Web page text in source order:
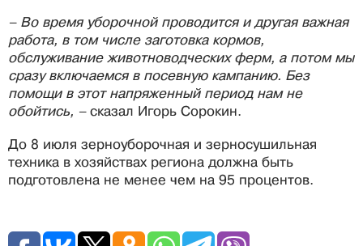
– Во время уборочной проводится и другая важная
работа, в том числе заготовка кормов,
обслуживание животноводческих ферм, а потом мы
сразу включаемся в посевную кампанию. Без
помощи в этот напряженный период нам не
обойтись, – сказал Игорь Сорокин.
До 8 июля зерноуборочная и зерносушильная
техника в хозяйствах региона должна быть
подготовлена не менее чем на 95 процентов.